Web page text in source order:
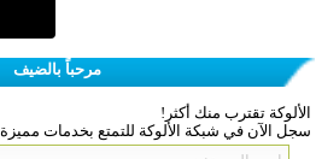
مرحباً بالضيف
الألوكة تقترب منك أكثر!
سجل الآن في شبكة الألوكة للتمتع بخدمات مميزة.